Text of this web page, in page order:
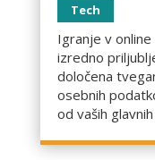
Tech
Igranje v
izredno
določena
osebnih
od vaših